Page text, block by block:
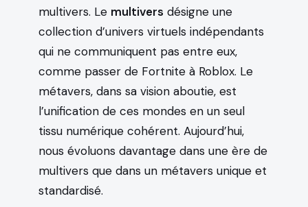
multivers. Le multivers désigne une
collection d’univers virtuels indépendants
qui ne communiquent pas entre eux,
comme passer de Fortnite à Roblox. Le
métavers, dans sa vision aboutie, est
l’unification de ces mondes en un seul
tissu numérique cohérent. Aujourd’hui,
nous évoluons davantage dans une ère de
multivers que dans un métavers unique et
standardisé.